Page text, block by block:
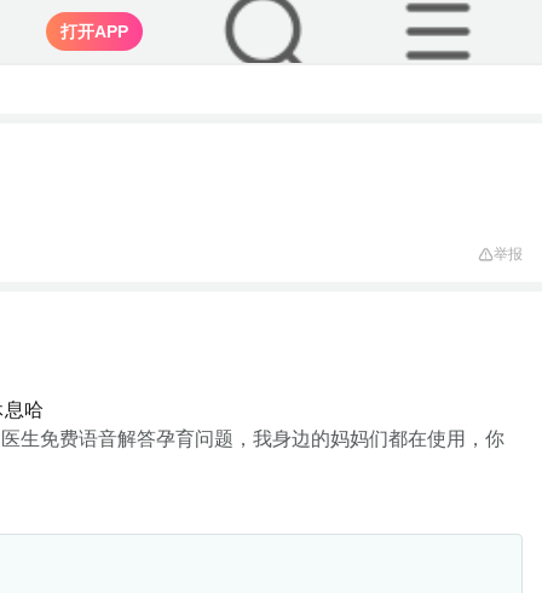
打开APP
举报
哈
生免费语音解答孕育问题，我身边的妈妈们都在使用，你